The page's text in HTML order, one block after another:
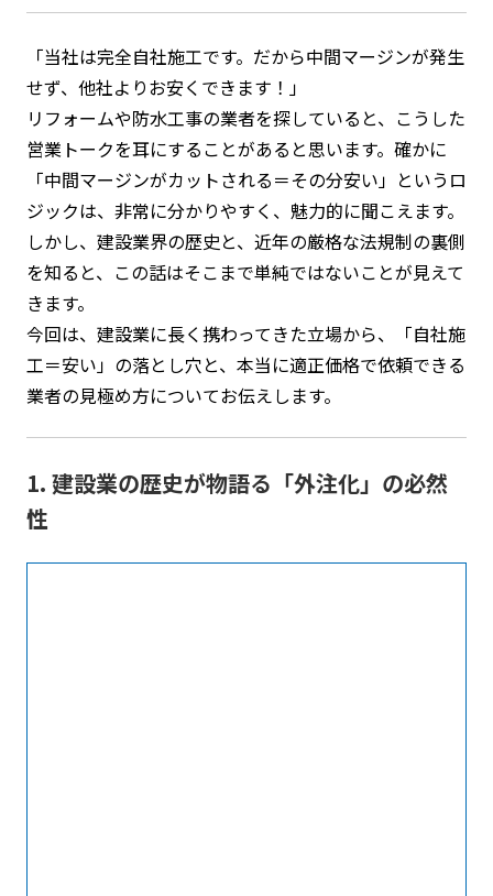
「当社は完全自社施工です。だから中間マージンが発生
せず、他社よりお安くできます！」
リフォームや防水工事の業者を探していると、こうした
営業トークを耳にすることがあると思います。確かに
「中間マージンがカットされる＝その分安い」というロ
ジックは、非常に分かりやすく、魅力的に聞こえます。
しかし、建設業界の歴史と、近年の厳格な法規制の裏側
を知ると、この話はそこまで単純ではないことが見えて
きます。
今回は、建設業に長く携わってきた立場から、「自社施
工＝安い」の落とし穴と、本当に適正価格で依頼できる
業者の見極め方についてお伝えします。
1. 建設業の歴史が物語る「外注化」の必然
性